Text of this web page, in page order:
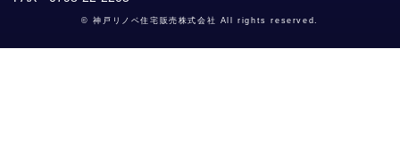
© 神戸リノベ住宅販売株式会社 All rights reserved.